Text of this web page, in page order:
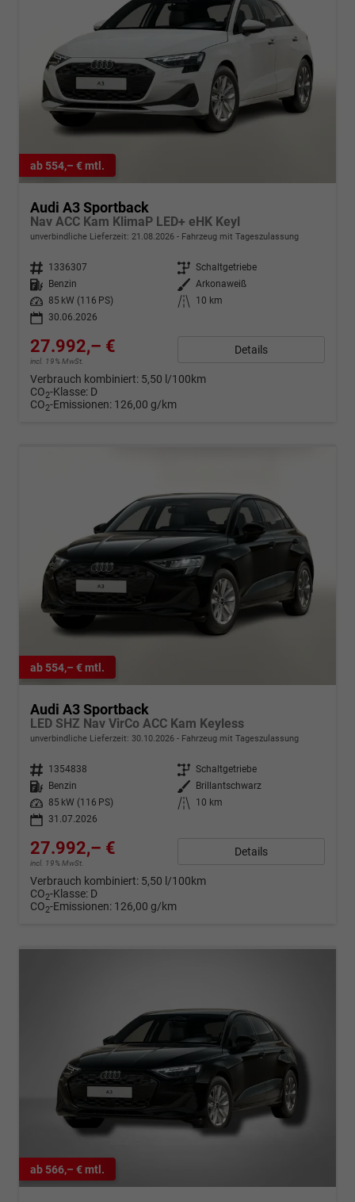
ab 554,– € mtl.
Audi A3 Sportback
Nav ACC Kam KlimaP LED+ eHK Keyl
unverbindliche Lieferzeit: 21.08.2026 Fahrzeug mit Tageszulassung
Fahrzeugnr. 1336307 Getriebe Schaltgetriebe
Kraftstoff
Benzin Außenfarbe Arkonaweiß
Leistung
85 kW (116 PS) Kilometerstand
10 km
30.06.2026
27.992,– €
incl. 19% MwSt.
Details
Verbrauch kombiniert: 5,50 l/100km
CO2-Klasse: D
CO2-Emissionen: 126,00 g/km
ab 554,– € mtl.
Audi A3 Sportback
LED SHZ Nav VirCo ACC Kam Keyless
unverbindliche Lieferzeit: 30.10.2026 Fahrzeug mit Tageszulassung
Fahrzeugnr. 1354838 Getriebe Schaltgetriebe
Kraftstoff
Benzin Außenfarbe
Brillantschwarz
Leistung
85 kW (116 PS) Kilometerstand
10 km
31.07.2026
27.992,– €
incl. 19% MwSt.
Details
Verbrauch kombiniert: 5,50 l/100km
CO2-Klasse: D
CO2-Emissionen: 126,00 g/km
ab 566,– € mtl.